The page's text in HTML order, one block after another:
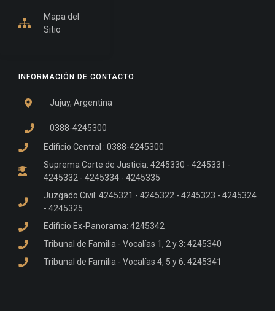
INFORMACIÓN DE CONTACTO
Jujuy, Argentina
0388-4245300
Edificio Central : 0388-4245300
Suprema Corte de Justicia: 4245330 - 4245331 -
4245332 - 4245334 - 4245335
Juzgado Civil: 4245321 - 4245322 - 4245323 - 4245324
- 4245325
Edificio Ex-Panorama: 4245342
Tribunal de Familia - Vocalías 1, 2 y 3: 4245340
Tribunal de Familia - Vocalías 4, 5 y 6: 4245341
Mapa del
Sitio